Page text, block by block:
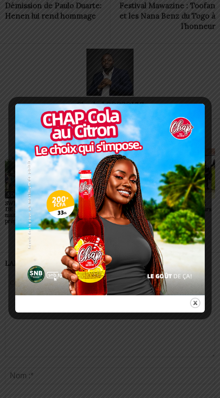
Démission de Paulo Duarte:
Henen lui rend hommage
Festival Mawazine : Toofan
et les Nana Benz du Togo à
l’honneur
Charbel SOSSOUVI
ARTICLES CONNEXES PLUS DE L'AUTEUR
SOCIÉTÉ
SWEDD+ Togo / ECOLE
DE LA CHANCE : les
maitres-artisans se
préparent à transmettre
SOCIÉTÉ
Glory Night 2026: Sonnie
Badu fait chanter des
milliers de personnes à
Lomé
SOCIÉTÉ
Vogan : AGRI-ESPOIR
récompense les meilleurs
talents
LAISSER UN COMMENTAIRE